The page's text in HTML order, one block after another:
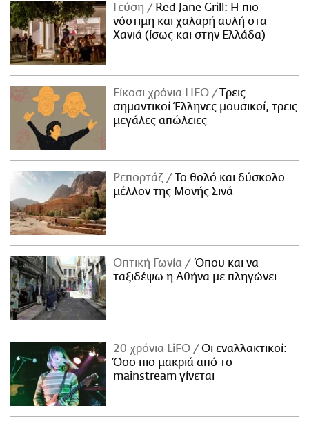
Γεύση
Red Jane Grill: Η πιο
νόστιμη και χαλαρή αυλή στα
Χανιά (ίσως και στην Ελλάδα)
Είκοσι χρόνια LIFO
Tρεις
σημαντικοί Έλληνες μουσικοί, τρεις
μεγάλες απώλειες
Ρεπορτάζ
Το θολό και δύσκολο
μέλλον της Μονής Σινά
Οπτική Γωνία
Όπου και να
ταξιδέψω η Αθήνα με πληγώνει
20 χρόνια LiFO
Οι εναλλακτικοί:
Όσο πιο μακριά από το
mainstream γίνεται